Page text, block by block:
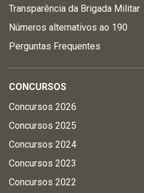
Transparência da Brigada Militar
Números alternativos ao 190
Perguntas Frequentes
CONCURSOS
Concursos 2026
Concursos 2025
Concursos 2024
Concursos 2023
Concursos 2022